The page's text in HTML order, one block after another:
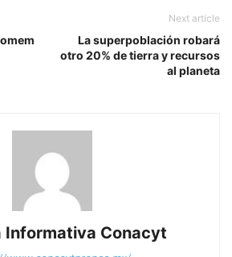
Next article
La superpoblación robará
otro 20% de tierra y recursos
al planeta
Informativa Conacyt